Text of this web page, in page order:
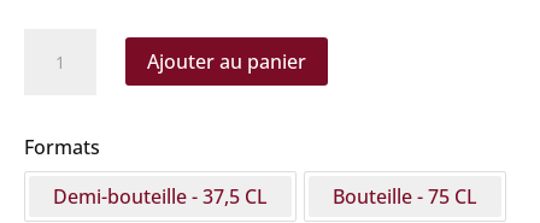
-
Brut
Classic
Ajouter au panier
Formats
Demi-bouteille - 37,5 CL
Bouteille - 75 CL